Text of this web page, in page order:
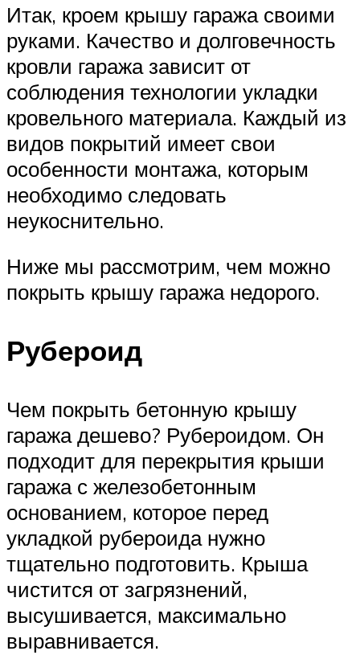
Итак, кроем крышу гаража своими
руками. Качество и долговечность
кровли гаража зависит от
соблюдения технологии укладки
кровельного материала. Каждый из
видов покрытий имеет свои
особенности монтажа, которым
необходимо следовать
неукоснительно.
Ниже мы рассмотрим, чем можно
покрыть крышу гаража недорого.
Рубероид
Чем покрыть бетонную крышу
гаража дешево? Рубероидом. Он
подходит для перекрытия крыши
гаража с железобетонным
основанием, которое перед
укладкой рубероида нужно
тщательно подготовить. Крыша
чистится от загрязнений,
высушивается, максимально
выравнивается.